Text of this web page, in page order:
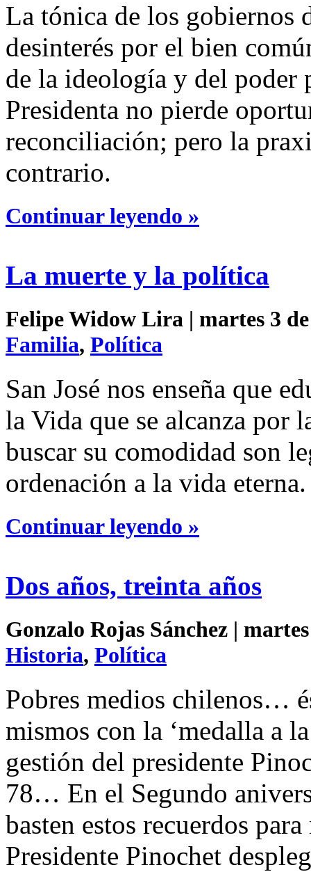
La tónica de los gobiernos
desinterés por el bien
de la ideología y del
Presidenta no pierde
reconciliación; pero la
contrario.
Continuar leyendo »
La muerte y la política
Felipe Widow Lira | martes 3
Familia, Política
San José nos enseña que
la Vida que se alcanza por
buscar su comodidad son
ordenación a la vida eterna.
Continuar leyendo »
Dos años, treinta años
Gonzalo Rojas Sánchez |
Historia, Política
Pobres medios chilenos…
mismos con la ‘medalla a
gestión del presidente
78… En el Segundo
basten estos recuerdos
Presidente Pinochet